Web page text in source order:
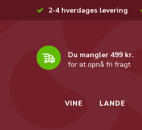
2-4 hverdages levering
Du mangler 499 kr.
for at opnå fri fragt
VINE LANDE